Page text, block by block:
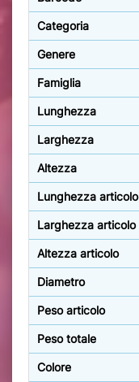
Categoria
Genere
Famiglia
Lunghezza
Larghezza
Altezza
Lunghezza articolo
Larghezza articolo
Altezza articolo
Diametro
Peso articolo
Peso totale
Colore